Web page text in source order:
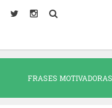
FRASES MOTIVADORAS